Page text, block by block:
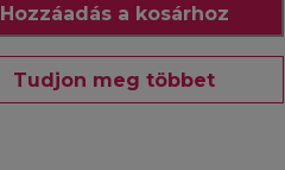
Hozzáadás a kosárhoz
Tudjon meg többet